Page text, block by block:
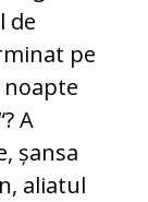
de
pe
A
șansa
aliatul